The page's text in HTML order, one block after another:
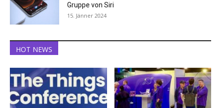
Gruppe von Siri
15. Jänner 2024
HOT NEWS